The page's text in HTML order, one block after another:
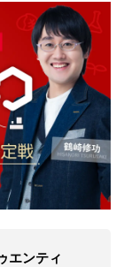
エンティ